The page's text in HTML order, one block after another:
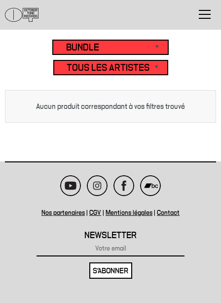
Aucun produit correspondant à vos filtres trouvé
Nos partenaires CGV Mentions légales Contact
NEWSLETTER
S'ABONNER